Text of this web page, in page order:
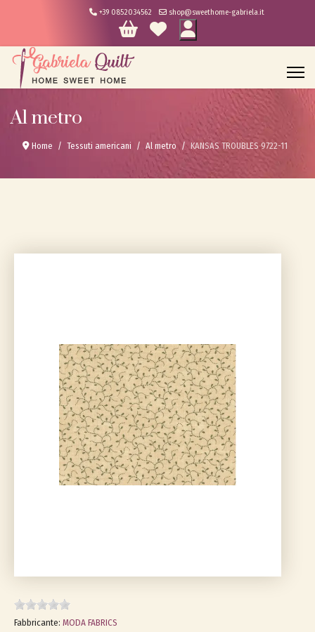
+39 0852034562 shop@sweethome-gabriela.it
Al metro
Home Tessuti americani Al metro KANSAS TROUBLES 9722-11
Fabbricante: MODA FABRICS